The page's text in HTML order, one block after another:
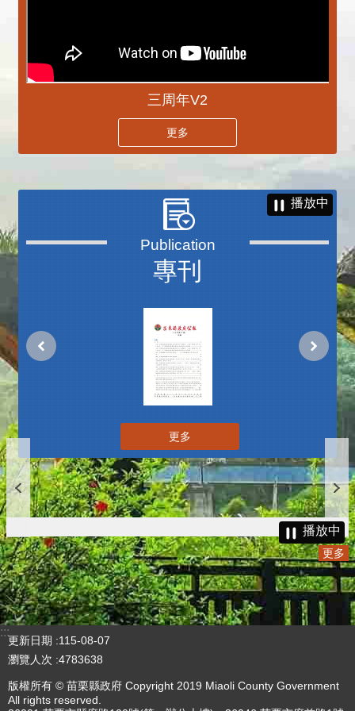
三周年V2
更多
專刊
播放中
更多
播放中
更多
:::
更新日期
115-08-07
瀏覽人次 4783638
版權所有 © 苗栗縣政府 Copyright 2019 Miaoli County Government
All rights reserved.